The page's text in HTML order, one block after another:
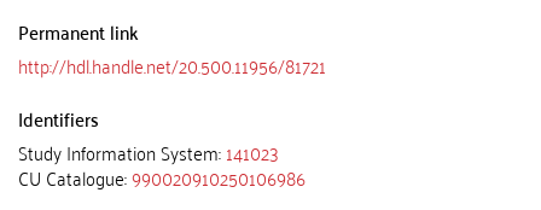
Permanent link
http://hdl.handle.net/20.500.11956/81721
Identifiers
Study Information System:141023
CU Catalogue:990020910250106986